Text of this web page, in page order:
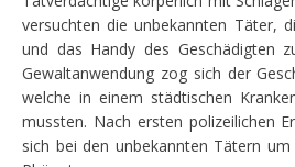
versuchten die unbekannten Täter,
und das Handy des Geschädigten
Gewaltanwendung zog sich der
welche in einem städtischen
mussten. Nach ersten polizeilichen
sich bei den unbekannten Tätern um